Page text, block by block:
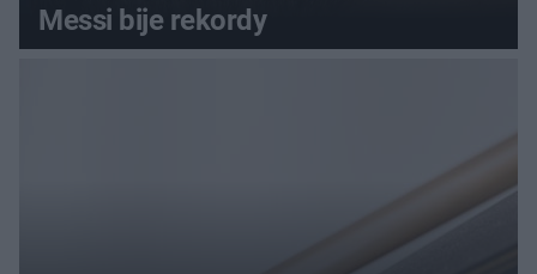
Messi bije rekordy